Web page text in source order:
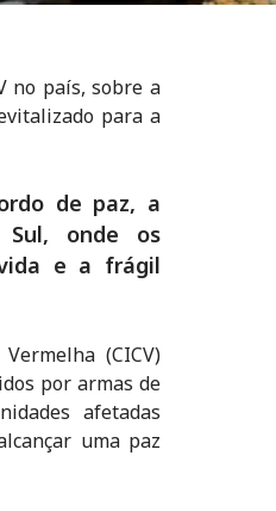
no país, sobre a
para a
de paz, a
Sul, onde os
e a frágil
(CICV)
por armas de
afetadas
uma paz